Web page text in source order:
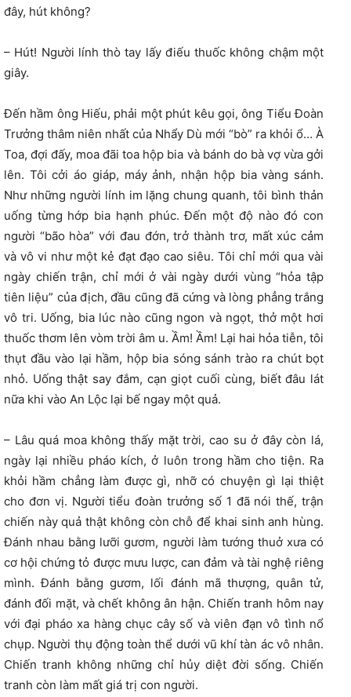
đây, hút không?
– Hút! Người lính thò tay lấy điếu thuốc không chậm một
giây.
Đến hầm ông Hiếu, phải một phút kêu gọi, ông Tiểu Đoàn
Trưởng thâm niên nhất của Nhẩy Dù mới “bò” ra khỏi ổ… À
Toa, đợi đấy, moa đãi toa hộp bia và bánh do bà vợ vừa gởi
lên. Tôi cởi áo giáp, máy ảnh, nhận hộp bia vàng sánh.
Như những người lính im lặng chung quanh, tôi bình thản
uống từng hớp bia hạnh phúc. Đến một độ nào đó con
người “bão hòa” với đau đớn, trở thành trơ, mất xúc cảm
và vô vi như một kẻ đạt đạo cao siêu. Tôi chỉ mới qua vài
ngày chiến trận, chỉ mới ở vài ngày dưới vùng “hỏa tập
tiên liệu” của địch, đầu cũng đã cứng và lòng phẳng trắng
vô tri. Uống, bia lúc nào cũng ngon và ngọt, thở một hơi
thuốc thơm lên vòm trời âm u. Ầm! Ầm! Lại hai hỏa tiễn, tôi
thụt đầu vào lại hầm, hộp bia sóng sánh trào ra chút bọt
nhỏ. Uống thật say đắm, cạn giọt cuối cùng, biết đâu lát
nữa khi vào An Lộc lại bế ngay một quả.
– Lâu quá moa không thấy mặt trời, cao su ở đây còn lá,
ngày lại nhiều pháo kích, ở luôn trong hầm cho tiện. Ra
khỏi hầm chẳng làm được gì, nhỡ có chuyện gì lại thiệt
cho đơn vị. Người tiểu đoàn trưởng số 1 đã nói thế, trận
chiến này quả thật không còn chỗ để khai sinh anh hùng.
Đánh nhau bằng lưỡi gươm, người làm tướng thuở xưa có
cơ hội chứng tỏ được mưu lược, can đảm và tài nghệ riêng
mình. Đánh bằng gươm, lối đánh mã thượng, quân tử,
đánh đối mặt, và chết không ân hận. Chiến tranh hôm nay
với đại pháo xa hàng chục cây số và viên đạn vô tình nổ
chụp. Người thụ động toàn thể dưới vũ khí tàn ác vô nhân.
Chiến tranh không những chỉ hủy diệt đời sống. Chiến
tranh còn làm mất giá trị con người.